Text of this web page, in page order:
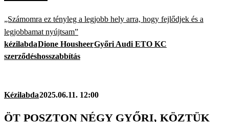
„Számomra ez tényleg a legjobb hely arra, hogy fejlődjek és a
legjobbamat nyújtsam”
kézilabdaDione HousheerGyőri Audi ETO KC
szerződéshosszabbítás
Kézilabda2025.06.11. 12:00
ÖT POSZTON NÉGY GYŐRI, KÖZTÜK